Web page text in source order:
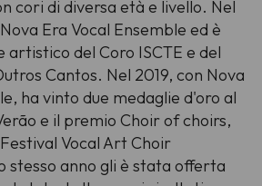
cori di diversa età e livello. Nel
Era Vocal Ensemble ed è
del Coro ISCTE e del
Cantos. Nel 2019, con Nova
ha vinto due medaglie d'oro al
e il premio Choir of choirs,
Vocal Art Choir
stesso anno gli è stata offerta